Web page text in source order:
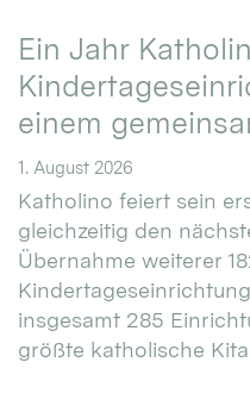
Ein Jahr
einem
1. August 2026
Katholino feiert sein
gleichzeitig den
Übernahme weiterer
insgesamt 285
größte katholische